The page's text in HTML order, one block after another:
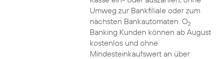
Umweg zur Bankfiliale oder zum
nächsten Bankautomaten. O2
Banking Kunden können ab August
kostenlos und ohne
Mindesteinkaufswert an über